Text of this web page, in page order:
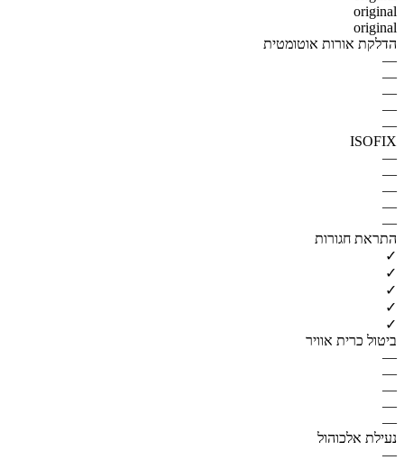
original
original
הדלקת אורות אוטומטית
—
—
—
—
—
ISOFIX
—
—
—
—
—
התראת חגורות
✓
✓
✓
✓
✓
ביטול כרית אוויר
—
—
—
—
—
נעילת אלכוהול
—